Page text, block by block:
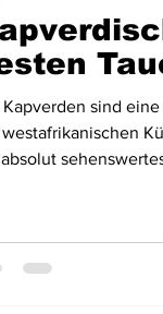
Kapverden sind
absolut